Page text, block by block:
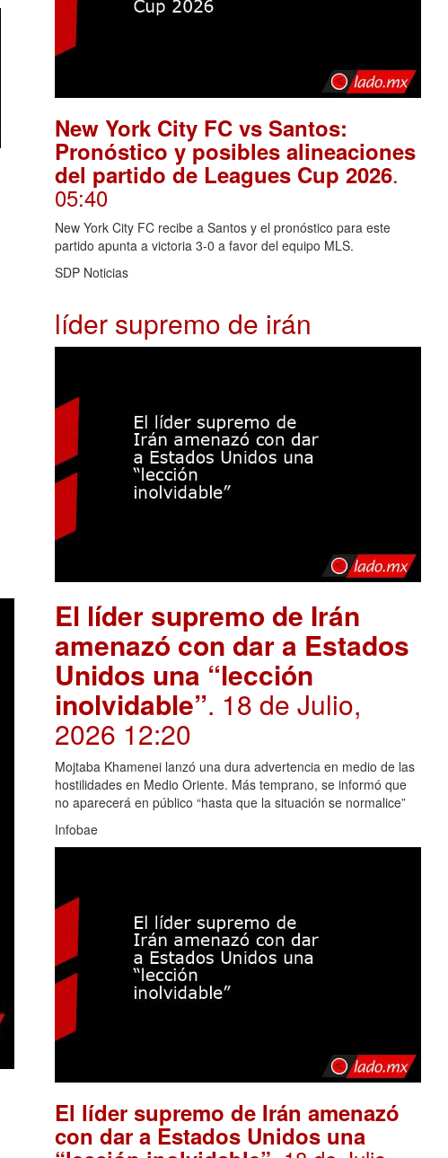
New York City FC vs Santos:
Pronóstico y posibles alineaciones
del partido de Leagues Cup 2026.
05:40
New York City FC recibe a Santos y el pronóstico para este
partido apunta a victoria 3-0 a favor del equipo MLS.
SDP Noticias
líder supremo de irán
El líder supremo de Irán
amenazó con dar a Estados
Unidos una “lección
inolvidable”. 18 de Julio,
2026 12:20
Mojtaba Khamenei lanzó una dura advertencia en medio de las
hostilidades en Medio Oriente. Más temprano, se informó que
no aparecerá en público “hasta que la situación se normalice”
Infobae
El líder supremo de Irán amenazó
con dar a Estados Unidos una